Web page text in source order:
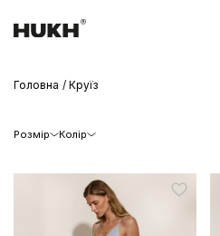
Головна Круїз
Розмір Колір